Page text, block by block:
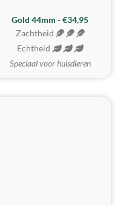
Gold 44mm - €34,95
Zachtheid
Echtheid
Speciaal voor huisdieren